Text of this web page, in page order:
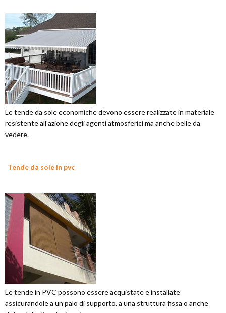
Le tende da sole economiche devono essere realizzate in materiale
resistente all'azione degli agenti atmosferici ma anche belle da
vedere.
Tende da sole in pvc
Le tende in PVC possono essere acquistate e installate
assicurandole a un palo di supporto, a una struttura fissa o anche